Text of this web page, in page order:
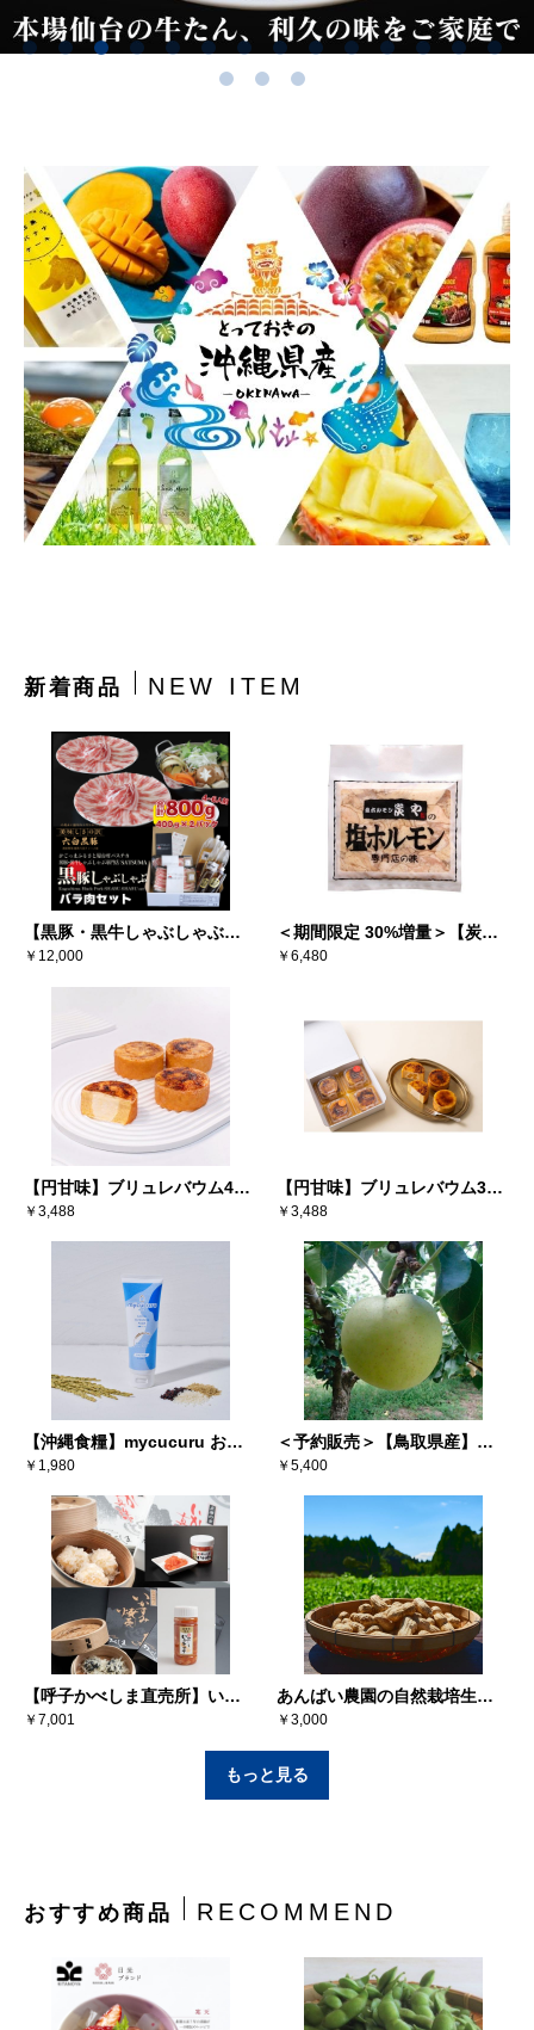
新着商品 NEW ITEM
【黒豚・黒牛しゃぶしゃぶ専
門店SATSUMA】 黒豚しゃぶ
しゃぶセット（バラ 4～6人
￥12,000
＜期間限定 30%増量＞【炭
や】塩ホルモン 200g×10袋入
￥6,480
【円甘味】ブリュレバウム4個
入 ブリュレカスタードイン
バウム ※送料込み
￥3,488
【円甘味】ブリュレバウム3種
4個入（カスタード２、りんご
１、塩キャラメル１） ※送料
込み
￥3,488
【沖縄食糧】mycucuru お米
の恵み 洗顔フォーム
（100g）
￥1,980
＜予約販売＞【鳥取県産】新
甘泉梨＆二十世紀梨セット
3kg（5～8玉）
￥5,400
【呼子かべしま直売所】いか
真珠・いかすみ焼売・いか明
太・いかキムチ＜冷凍＞
￥7,001
あんばい農園の⾃然栽培⽣落
花⽣『匠実（たくみ）』1kg
￥3,000
もっと見る
おすすめ商品 RECOMMEND